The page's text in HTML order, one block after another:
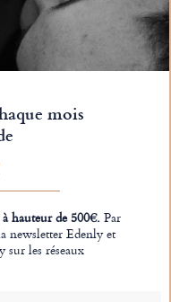
mois
hauteur de 500€.Par
newsletter Edenly et
sur les réseaux